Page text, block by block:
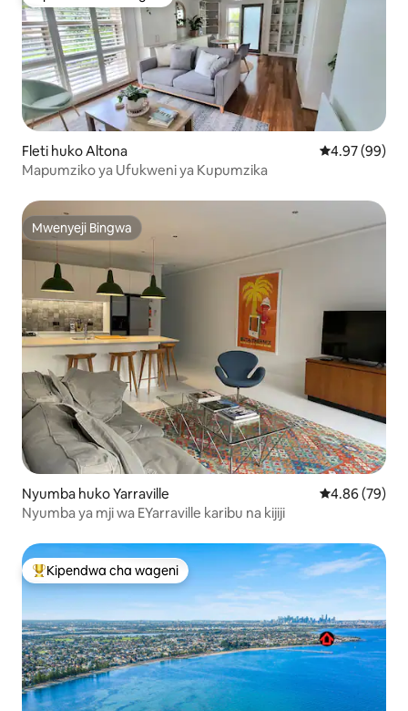
Fleti huko Altona Ukadiriaji wa
4.97 (99)
Mapumziko ya Ufukweni ya Kupumzika
Mwenyeji Bingwa
Mwenyeji Bingwa
Nyumba huko Yarraville Ukadiriaji wa
4.86 (79)
Nyumba ya mji wa EYarraville karibu na kijiji
Kipendwa maarufu cha wageni
Kipendwa cha wageni